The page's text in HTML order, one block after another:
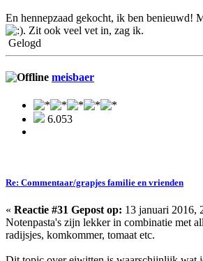
En hennepzaad gekocht, ik ben benieuwd!
. Zit ook veel vet in, zag ik.
Gelogd
meisbaer
6.053
Re: Commentaar/grapjes familie en vrienden
« Reactie #31 Gepost op: 13 januari 2016,
Notenpasta's zijn lekker in combinatie met
radijsjes, komkommer, tomaat etc.